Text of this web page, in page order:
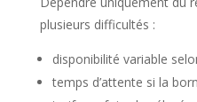
plusieurs difficultés :
disponibilité variable
temps d’attente si la